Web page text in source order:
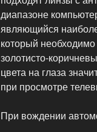
диапазоне
являющийся
который
золотисто-
цвета на глаза
при просмотре
При вождении